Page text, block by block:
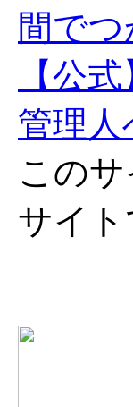
間で
【公
管理人
この
サイ